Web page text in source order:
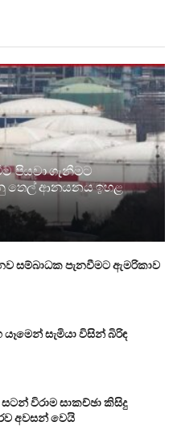
පියවා ගැනීමට
තෙල් ආනයනය ඉහළ
සම්බාධක පැනවීමට ඇමරිකාව
සැමියා විසින් බිරිඳ
විරාම සාකච්ඡා කිසිදු
අවසන් වෙයි